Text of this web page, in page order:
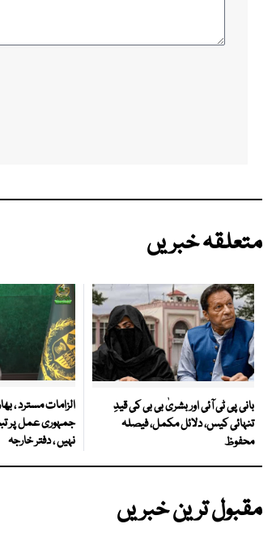
متعلقہ خبریں
بانی پی ٹی آئی اور بشریٰ بی بی کی قیدِ
تنہائی کیس، دلائل مکمل، فیصلہ
محفوظ
الزامات مسترد ،
جمہوری عمل پر
نہیں ، دفتر خارجہ
مقبول ترین خبریں